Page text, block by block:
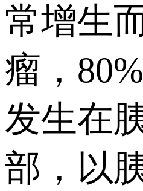
常增生
瘤，
发生在
部，以